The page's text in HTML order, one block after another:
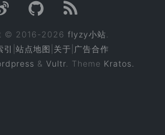
© 2016-2026 flyzy小站
引 站点地图 关于 广告合作
& Vultr . Theme Kratos.